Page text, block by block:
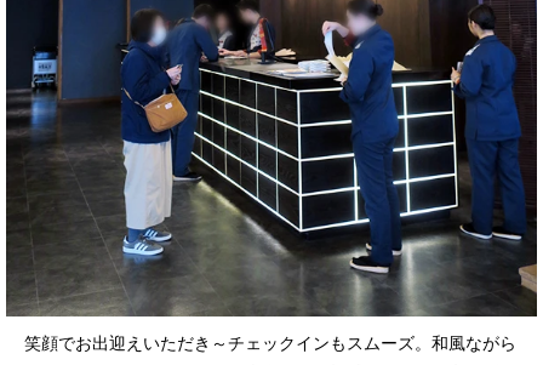
笑顔でお出迎えいただき～チェックインもスムーズ。和風ながら